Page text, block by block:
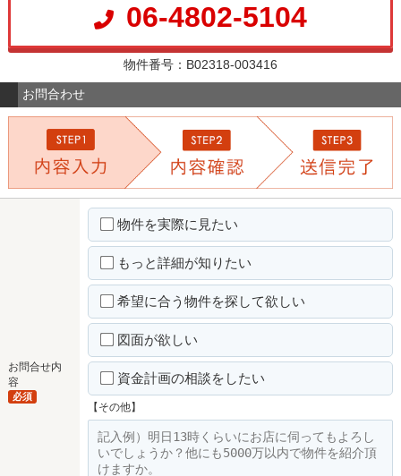
06-4802-5104
物件番号：B02318-003416
お問合わせ
お問合せ内
容
必須
物件を実際に見たい
もっと詳細が知りたい
希望に合う物件を探して欲しい
図面が欲しい
資金計画の相談をしたい
【その他】